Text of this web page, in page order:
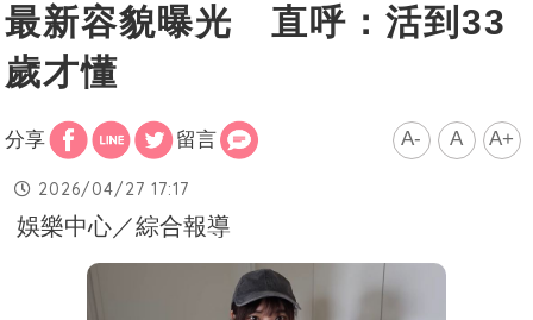
最新容貌曝光 直呼：活到33
歲才懂
分享 留言 A- A A+
2026/04/27 17:17
娛樂中心／綜合報導